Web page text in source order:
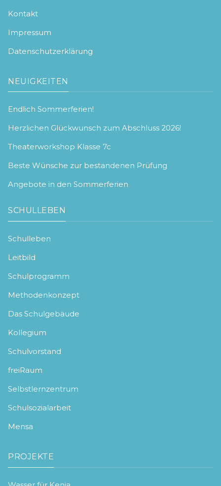
Kontakt
Impressum
Datenschutzerklärung
NEUIGKEITEN
Endlich Sommerferien!
Herzlichen Glückwunsch zum Abschluss 2026!
Theaterworkshop Klasse 7c
Beste Wünsche zur bestandenen Prüfung
Angebote in den Sommerferien
SCHULLEBEN
Schulleben
Leitbild
Schulprogramm
Methodenkonzept
Das Schulgebäude
Kollegium
Schulvorstand
freiRaum
Selbstlernzentrum
Schulsozialarbeit
Mensa
PROJEKTE